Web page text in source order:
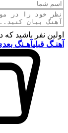
اولین نفر باشید
آهنـگ قبلیآهـنگ